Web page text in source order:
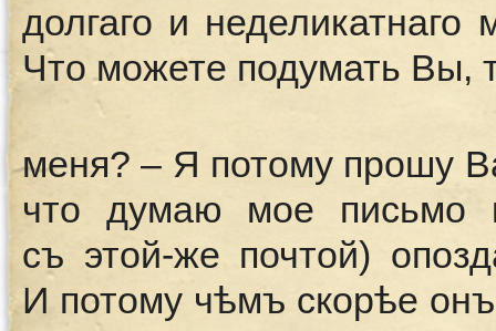
долгаго и
Что можете подумать Вы,
меня? – Я потому прошу
что думаю мое письмо
съ этой-же почтой)
И потому чѣмъ скорѣе